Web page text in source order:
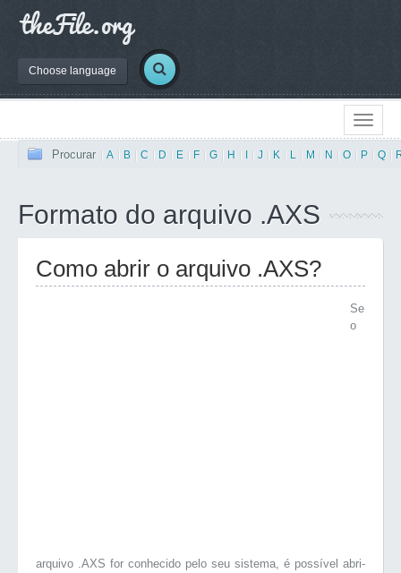
Choose language
Procurar A B C D E F G H J K L M N O P Q
Formato do arquivo .AXS
Como abrir o arquivo .AXS?
Se
o
arquivo .AXS for conhecido pelo seu sistema, é possível abri-